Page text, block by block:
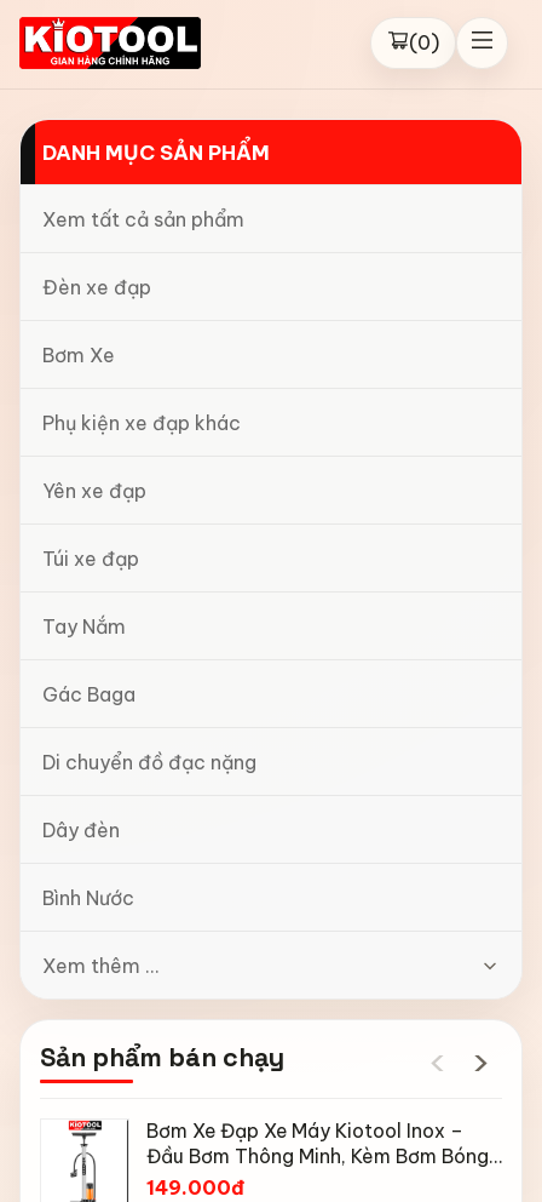
(0)
DANH MỤC SẢN PHẨM
Xem tất cả sản phẩm
Đèn xe đạp
Bơm Xe
Phụ kiện xe đạp khác
Yên xe đạp
Túi xe đạp
Tay Nắm
Gác Baga
Di chuyển đồ đạc nặng
Dây đèn
Bình Nước
Xem thêm ...
Sản phẩm bán chạy ‹ ›
Bơm Xe Đạp Xe Máy Kiotool Inox –
Đầu Bơm Thông Minh, Kèm Bơm Bóng,
Đồng Hồ 160 PSI
149.000đ